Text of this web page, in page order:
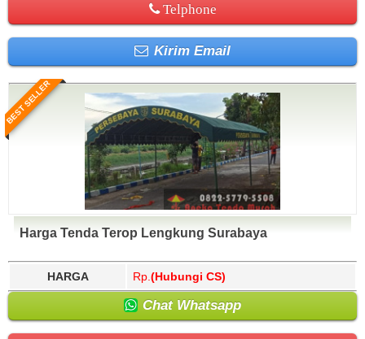
Telphone
Kirim Email
BEST SELLER
Harga Tenda Terop Lengkung Surabaya
HARGA Rp. (Hubungi CS)
Chat Whatsapp